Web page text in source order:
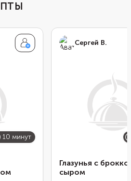
10 минут
Сергей В.
Глазунья с
сыром